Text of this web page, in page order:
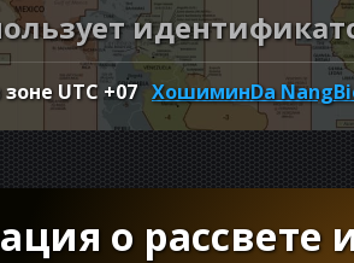
UTC +07 ХошиминDa Nang
о рассвете